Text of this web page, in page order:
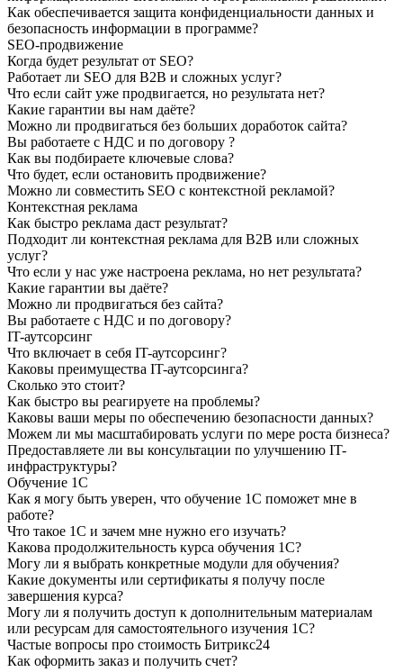
Как обеспечивается защита конфиденциальности данных и
безопасность информации в программе?
SEO-продвижение
Когда будет результат от SEO?
Работает ли SEO для B2B и сложных услуг?
Что если сайт уже продвигается, но результата нет?
Какие гарантии вы нам даёте?
Можно ли продвигаться без больших доработок сайта?
Вы работаете с НДС и по договору ?
Как вы подбираете ключевые слова?
Что будет, если остановить продвижение?
Можно ли совместить SEO с контекстной рекламой?
Контекстная реклама
Как быстро реклама даст результат?
Подходит ли контекстная реклама для B2B или сложных
услуг?
Что если у нас уже настроена реклама, но нет результата?
Какие гарантии вы даёте?
Можно ли продвигаться без сайта?
Вы работаете с НДС и по договору?
IT-аутсорсинг
Что включает в себя IT-аутсорсинг?
Каковы преимущества IT-аутсорсинга?
Сколько это стоит?
Как быстро вы реагируете на проблемы?
Каковы ваши меры по обеспечению безопасности данных?
Можем ли мы масштабировать услуги по мере роста бизнеса?
Предоставляете ли вы консультации по улучшению IT-
инфраструктуры?
Обучение 1С
Как я могу быть уверен, что обучение 1С поможет мне в
работе?
Что такое 1С и зачем мне нужно его изучать?
Какова продолжительность курса обучения 1С?
Могу ли я выбрать конкретные модули для обучения?
Какие документы или сертификаты я получу после
завершения курса?
Могу ли я получить доступ к дополнительным материалам
или ресурсам для самостоятельного изучения 1С?
Частые вопросы про стоимость Битрикс24
Как оформить заказ и получить счет?